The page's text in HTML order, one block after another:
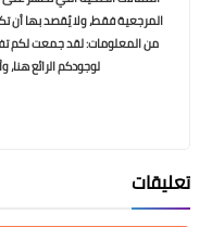
المرجعية فقط، ولا يُقصد بها أن
من المعلومات: لقد جمعت لكم
لوجودكم الرائع
تعليقات